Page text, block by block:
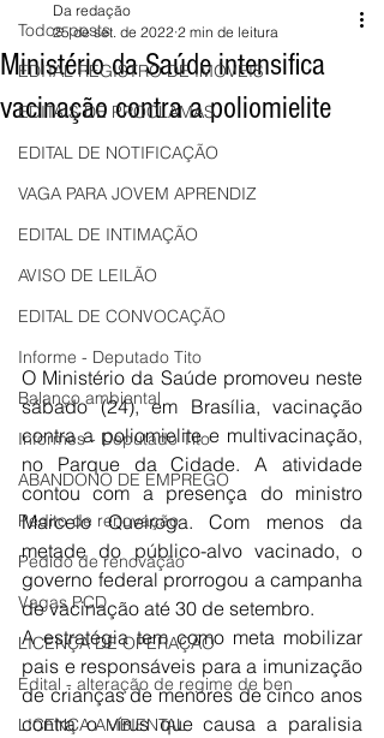
Todos posts
EDITAL REGISTRO DE IMÓVEIS
EDITAIS DE PROCLAMAS
EDITAL DE NOTIFICAÇÃO
VAGA PARA JOVEM APRENDIZ
EDITAL DE INTIMAÇÃO
AVISO DE LEILÃO
EDITAL DE CONVOCAÇÃO
Informe - Deputado Tito
Balanço ambiental
Informes - Deputado Tito
ABANDONO DE EMPREGO
Pedito de renovação
Pedido de renovação
Vagas PCD
LICENÇA DE OPERAÇÃO
Edital - alteração de regime de ben
LICENÇA AMBIENTAL
Ministério da Saúde intensifica
vacinação contra a poliomielite
Da redação
25 de set. de 2022 2 min de leitura
O Ministério da Saúde promoveu neste
sábado (24), em Brasília, vacinação
contra a poliomielite e multivacinação,
no Parque da Cidade. A atividade
contou com a presença do ministro
Marcelo Queiroga. Com menos da
metade do público-alvo vacinado, o
governo federal prorrogou a campanha
de vacinação até 30 de setembro.
A estratégia tem como meta mobilizar
pais e responsáveis para a imunização
de crianças de menores de cinco anos
contra o vírus que causa a paralisia